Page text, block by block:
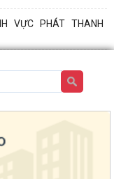
VỰC PHÁT THANH